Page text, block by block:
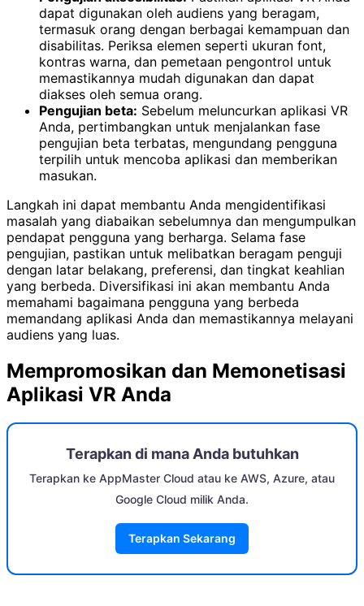
dapat digunakan oleh audiens yang beragam,
termasuk orang dengan berbagai kemampuan dan
disabilitas. Periksa elemen seperti ukuran font,
kontras warna, dan pemetaan pengontrol untuk
memastikannya mudah digunakan dan dapat
diakses oleh semua orang.
Pengujian beta: Sebelum meluncurkan aplikasi VR
Anda, pertimbangkan untuk menjalankan fase
pengujian beta terbatas, mengundang pengguna
terpilih untuk mencoba aplikasi dan memberikan
masukan.
Langkah ini dapat membantu Anda mengidentifikasi
masalah yang diabaikan sebelumnya dan mengumpulkan
pendapat pengguna yang berharga. Selama fase
pengujian, pastikan untuk melibatkan beragam penguji
dengan latar belakang, preferensi, dan tingkat keahlian
yang berbeda. Diversifikasi ini akan membantu Anda
memahami bagaimana pengguna yang berbeda
memandang aplikasi Anda dan memastikannya melayani
audiens yang luas.
Mempromosikan dan Memonetisasi
Aplikasi VR Anda
Terapkan di mana Anda butuhkan
Terapkan ke AppMaster Cloud atau ke AWS, Azure, atau
Google Cloud milik Anda.
Terapkan Sekarang